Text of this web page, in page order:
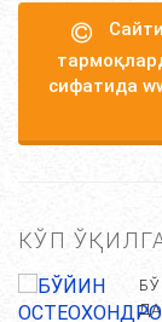
сифатида
КЎП